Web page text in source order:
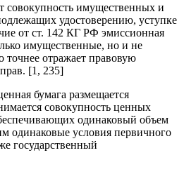
совокупность имущественных и
удостоверению, уступке
от ст. 142 КГ РФ эмиссионная
имущественные, но и не
отражает правовую
[1, 235]
бумага размещается
совокупность ценных
одинаковый объем
одинаковые условия первичного
государственный